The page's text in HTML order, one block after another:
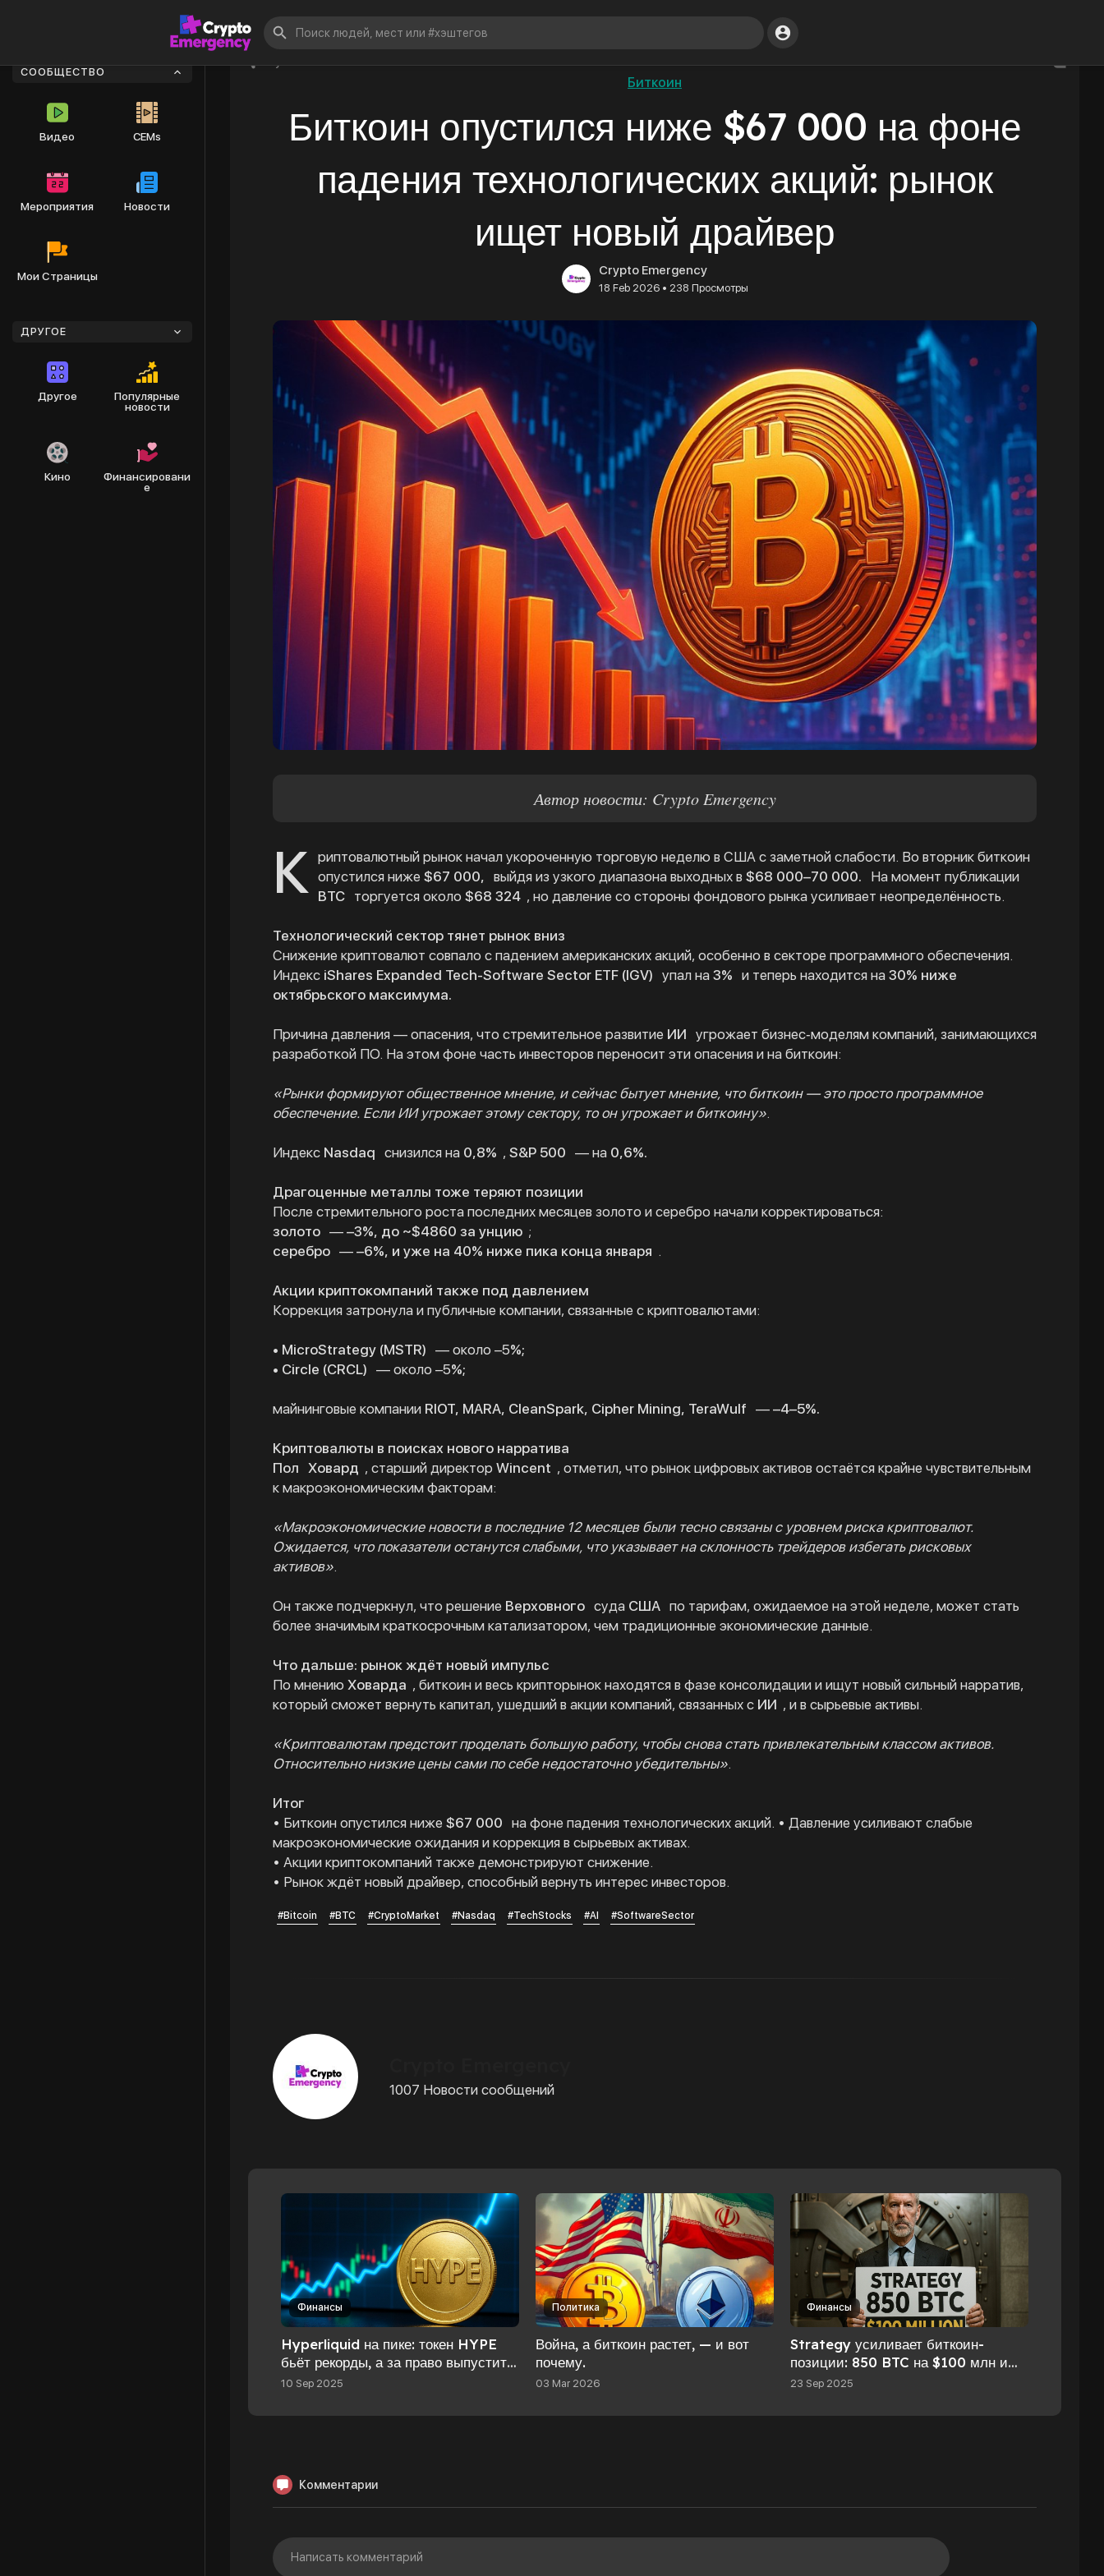
СООБЩЕСТВО
Видео CEMs
Мероприятия Новости
Мои Страницы
ДРУГОЕ
Другое
Популярные
новости
Кино
Финансировани
е
Биткоин
Биткоин опустился ниже $67 000 на фоне
падения технологических акций: рынок
ищет новый драйвер
Crypto Emergency
18 Feb 2026• 238 Просмотры
Автор новости: Crypto Emergency
К риптовалютный рынок начал укороченную торговую неделю в США с заметной слабости. Во вторник биткоин
опустился ниже $67 000, выйдя из узкого диапазона выходных в $68 000–70 000.
На момент публикации
BTC торгуется около $68 324 , но давление со стороны фондового рынка усиливает неопределённость.
Технологический сектор тянет рынок вниз
Снижение криптовалют совпало с падением американских акций, особенно в секторе программного обеспечения.
Индекс iShares Expanded Tech-Software Sector ETF (IGV) упал на 3% и теперь находится на 30% ниже
октябрьского максимума.
Причина давления — опасения, что стремительное развитие ИИ угрожает бизнес‑моделям компаний, занимающихся
разработкой ПО. На этом фоне часть инвесторов переносит эти опасения и на биткоин:
«Рынки формируют общественное мнение, и сейчас бытует мнение, что биткоин — это просто программное
обеспечение. Если ИИ угрожает этому сектору, то он угрожает и биткоину».
Индекс Nasdaq снизился на 0,8% , S&P 500 — на 0,6%.
Драгоценные металлы тоже теряют позиции
После стремительного роста последних месяцев золото и серебро начали корректироваться:
золото — –3%, до ~$4860 за унцию ;
серебро — –6%, и уже на 40% ниже пика конца января .
Акции криптокомпаний также под давлением
Коррекция затронула и публичные компании, связанные с криптовалютами:
• MicroStrategy (MSTR) — около –5%;
• Circle (CRCL) — около –5%;
майнинговые компании RIOT, MARA, CleanSpark, Cipher Mining, TeraWulf — –4–5%.
Криптовалюты в поисках нового нарратива
Пол Ховард , старший директор Wincent , отметил, что рынок цифровых активов остаётся крайне чувствительным
к макроэкономическим факторам:
«Макроэкономические новости в последние 12 месяцев были тесно связаны с уровнем риска криптовалют.
Ожидается, что показатели останутся слабыми, что указывает на склонность трейдеров избегать рисковых
активов».
Он также подчеркнул, что решение Верховного суда США по тарифам, ожидаемое на этой неделе, может стать
более значимым краткосрочным катализатором, чем традиционные экономические данные.
Что дальше: рынок ждёт новый импульс
По мнению Ховарда , биткоин и весь крипторынок находятся в фазе консолидации и ищут новый сильный нарратив,
который сможет вернуть капитал, ушедший в акции компаний, связанных с ИИ , и в сырьевые активы.
«Криптовалютам предстоит проделать большую работу, чтобы снова стать привлекательным классом активов.
Относительно низкие цены сами по себе недостаточно убедительны».
Итог
• Биткоин опустился ниже $67 000 на фоне падения технологических акций. • Давление усиливают слабые
макроэкономические ожидания и коррекция в сырьевых активах.
• Акции криптокомпаний также демонстрируют снижение.
• Рынок ждёт новый драйвер, способный вернуть интерес инвесторов.
#Bitcoin #BTC #CryptoMarket #Nasdaq #TechStocks #AI #SoftwareSector
1007 Новости сообщений
Финансы
Hyperliquid на пике: токен HYPE
бьёт рекорды, а за право выпустить
USDH борются гиганты
10 Sep 2025
Политика
Война, а биткоин растет, — и вот
почему.
03 Mar 2026
Финансы
Strategy усиливает биткоин-
позиции: 850 BTC на $100 млн и
курс на институциональное
23 Sep 2025
Комментарии